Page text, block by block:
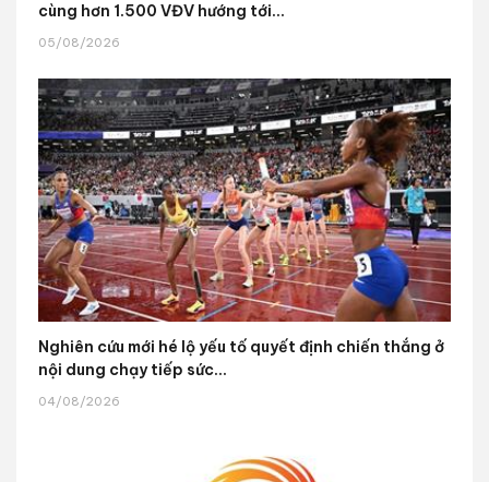
cùng hơn 1.500 VĐV hướng tới...
05/08/2026
Nghiên cứu mới hé lộ yếu tố quyết định chiến thắng ở
nội dung chạy tiếp sức...
04/08/2026